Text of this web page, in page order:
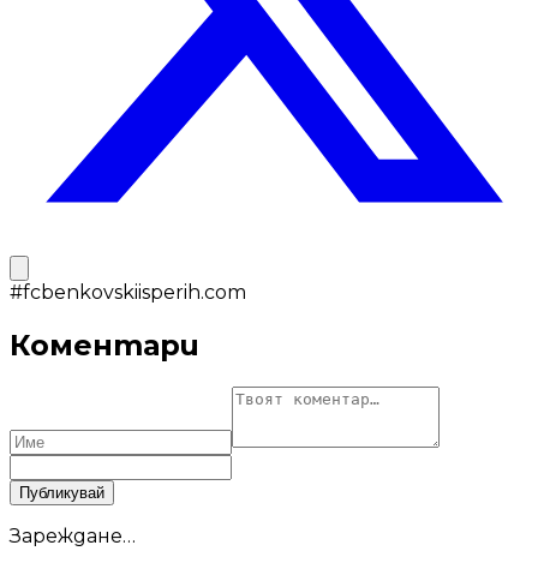
#fcbenkovskiisperih.com
Коментари
Публикувай
Зареждане…